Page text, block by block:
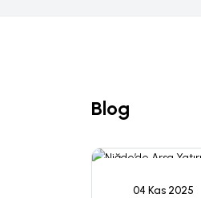
Blog
04 Kas 2025